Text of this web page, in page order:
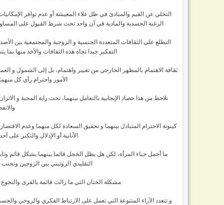
التخلي عن القيم والمبادئ في ظل غلاء المعيشة أو عدم توافر
الرغبة الجسدية والمادية في آن واحد تحت شرط القبول على
التطلع على الثقافات المتعددة الجنسية و الزوجية والمجتمعية بين
التفكير جيدا تجاه هذه الثقافات والأخذ منها
ثقافة الاهتمام بالمظهر الخارجي من تغيير واهتمام، بل إلى الشمول و
الأمور واحترام رأي كل
نلاحظ من هذا حصاد الإيجابية بالتعامل بينهما، تحت راية المحبة و
كينونة الاحترام المتبادل بينهما و تحقيق السعادة لكل منهما وعدم
الأنانية أو الإذلال والتكبر
ما أجمل حياء المرأة، لكن هل يظل الخجل قائما بينهما بشكل قائم
التقليدي الروتيني بين الزوجين
مشكلة الختان التي ما زالت قائمة بالقرى
و تتعدد الآراء المتنوعة التي تعمل على الارتباط الفكري والروحي